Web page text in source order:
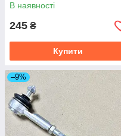
В наявності
245 ₴
Купити
–9%